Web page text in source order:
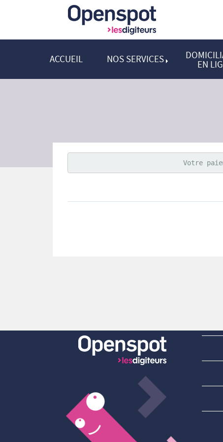
ACCUEIL NOS SERVICES EN
Votre